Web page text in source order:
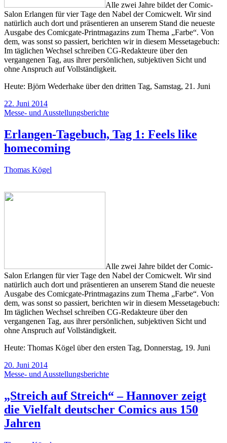
Alle zwei Jahre bildet der Comic-
Salon Erlangen für vier Tage den Nabel der Comicwelt. Wir sind
natürlich auch dort und präsentieren an unserem Stand die neueste
Ausgabe des Comicgate-Printmagazins zum Thema „Farbe“. Von
dem, was sonst so passiert, berichten wir in diesem Messetagebuch:
Im täglichen Wechsel schreiben CG-Redakteure über den
vergangenen Tag, aus ihrer persönlichen, subjektiven Sicht und
ohne Anspruch auf Vollständigkeit.
Heute: Björn Wederhake über den dritten Tag, Samstag, 21. Juni
22. Juni 2014
Messe- und Ausstellungsberichte
Erlangen-Tagebuch, Tag 1: Feels like
homecoming
Thomas Kögel
Alle zwei Jahre bildet der Comic-
Salon Erlangen für vier Tage den Nabel der Comicwelt. Wir sind
natürlich auch dort und präsentieren an unserem Stand die neueste
Ausgabe des Comicgate-Printmagazins zum Thema „Farbe“. Von
dem, was sonst so passiert, berichten wir in diesem Messetagebuch:
Im täglichen Wechsel schreiben CG-Redakteure über den
vergangenen Tag, aus ihrer persönlichen, subjektiven Sicht und
ohne Anspruch auf Vollständigkeit.
Heute: Thomas Kögel über den ersten Tag, Donnerstag, 19. Juni
20. Juni 2014
Messe- und Ausstellungsberichte
„Streich auf Streich“ – Hannover zeigt
die Vielfalt deutscher Comics aus 150
Jahren